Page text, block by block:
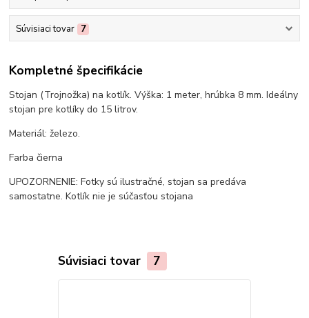
Súvisiaci tovar 7
Kompletné špecifikácie
Stojan (Trojnožka) na kotlík. Výška: 1 meter, hrúbka 8 mm. Ideálny
stojan pre kotlíky do 15 litrov.
Materiál: železo.
Farba čierna
UPOZORNENIE: Fotky sú ilustračné, stojan sa predáva
samostatne. Kotlík nie je súčasťou stojana
Súvisiaci tovar 7